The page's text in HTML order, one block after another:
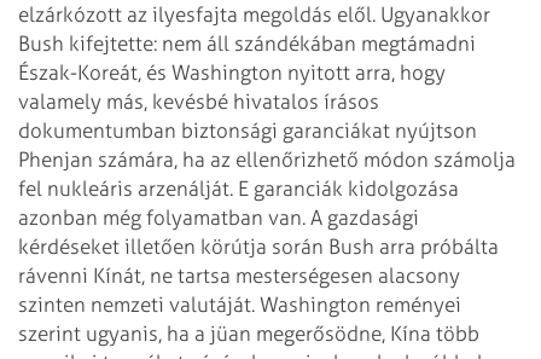
elzárkózott az ilyesfajta megoldás elől. Ugyanakkor
Bush kifejtette: nem áll szándékában megtámadni
Észak-Koreát, és Washington nyitott arra, hogy
valamely más, kevésbé hivatalos írásos
dokumentumban biztonsági garanciákat nyújtson
Phenjan számára, ha az ellenőrizhető módon számolja
fel nukleáris arzenálját. E garanciák kidolgozása
azonban még folyamatban van. A gazdasági
kérdéseket illetően körútja során Bush arra próbálta
rávenni Kínát, ne tartsa mesterségesen alacsony
szinten nemzeti valutáját. Washington reményei
szerint ugyanis, ha a jüan megerősödne, Kína több